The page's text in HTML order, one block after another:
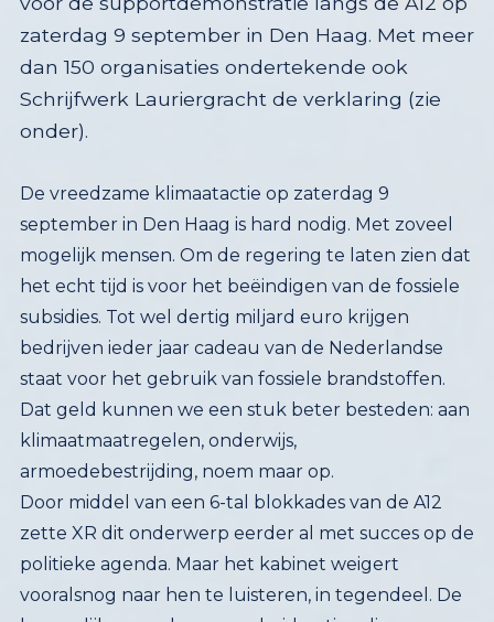
dan 150 organisaties ondertekende ook
Schrijfwerk Lauriergracht de verklaring (zie
onder).
De vreedzame klimaatactie op zaterdag 9
september in Den Haag is hard nodig. Met zoveel
mogelijk mensen. Om de regering te laten zien dat
het echt tijd is voor het beëindigen van de fossiele
subsidies. Tot wel dertig miljard euro krijgen
bedrijven ieder jaar cadeau van de Nederlandse
staat voor het gebruik van fossiele brandstoffen.
Dat geld kunnen we een stuk beter besteden: aan
klimaatmaatregelen, onderwijs,
armoedebestrijding, noem maar op.
Door middel van een 6-tal blokkades van de A12
zette XR dit onderwerp eerder al met succes op de
politieke agenda. Maar het kabinet weigert
vooralsnog naar hen te luisteren, in tegendeel. De
burgerlijke ongehoorzaamheidsacties, die samen
gaan met solidariteitsprotesten langs de A12 in Den
Haag, groeien: op 27 mei sloten maar liefst 7.500
mensen zich aan bij deze grote vreedzame